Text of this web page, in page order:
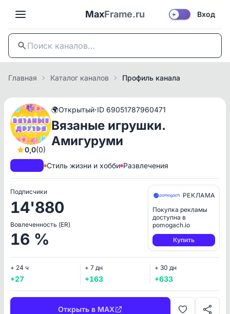
MaxFrame.ru ☀️ Вход
Главная Каталог каналов Профиль канала
0,0(0)
🌍Открытый·ID 69051787960471
Вязаные игрушки.
Амигуруми
Стиль жизни и хобби Развлечения
Подписчики
14'880
Вовлеченность (ER)
16 %
РЕКЛАМА
Покупка рекламы
доступна в
pomogach.io
Купить
+ 24 ч
+27
+ 7 дн
+163
+ 30 дн
+633
Открыть в MAX